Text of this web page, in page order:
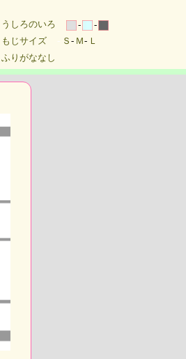
うしろのいろ -
-
もじサイズ
Ｓ - Ｍ- Ｌ
ふりがななし